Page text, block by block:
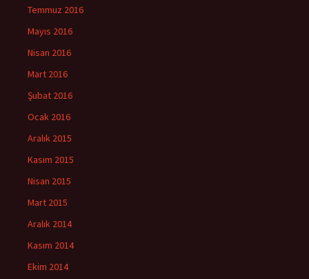
Temmuz 2016
Mayıs 2016
Nisan 2016
Mart 2016
Şubat 2016
Ocak 2016
Aralık 2015
Kasım 2015
Nisan 2015
Mart 2015
Aralık 2014
Kasım 2014
Ekim 2014